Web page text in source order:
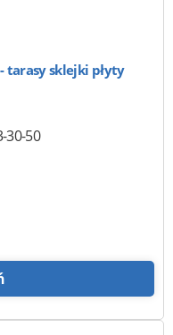
- tarasy sklejki płyty
30-50